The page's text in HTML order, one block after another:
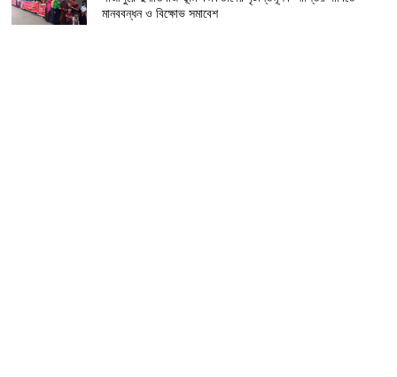
মানববন্ধন ও বিক্ষোভ সমাবেশ